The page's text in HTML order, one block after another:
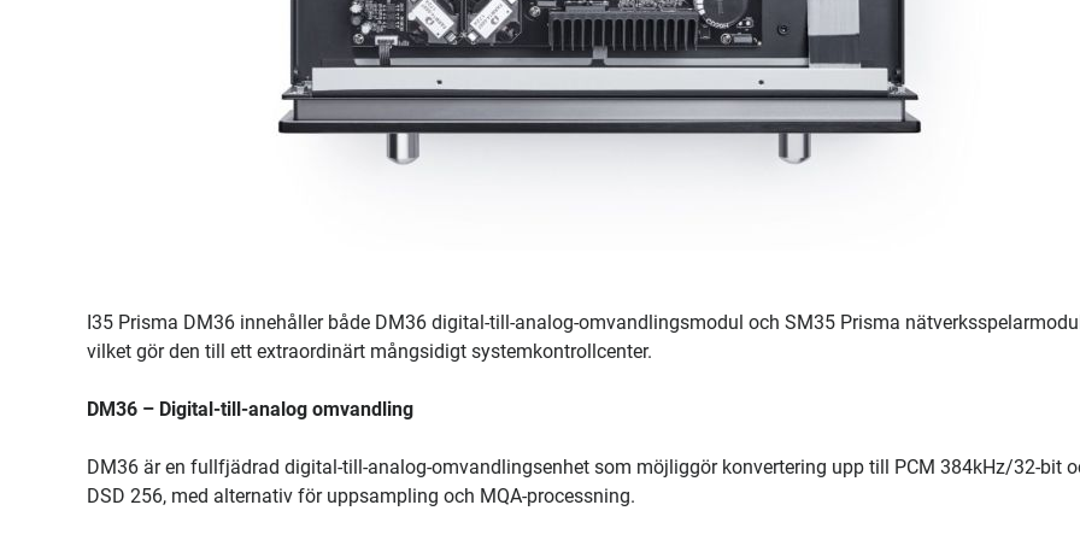
I35 Prisma DM36 innehåller både DM36 digital-till-analog-omvandlingsmodul och SM35 Prisma
vilket gör den till ett extraordinärt mångsidigt systemkontrollcenter.
DM36 – Digital-till-analog omvandling
DM36 är en fullfjädrad digital-till-analog-omvandlingsenhet som möjliggör konvertering upp till PCM 384kHz/32-bit
DSD 256, med alternativ för uppsampling och MQA-processning.